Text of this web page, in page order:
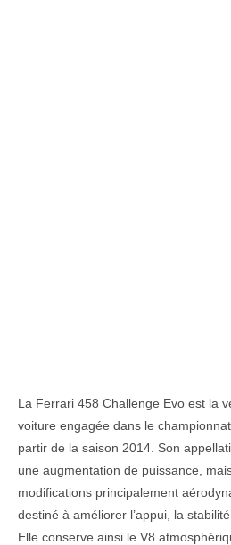
La Ferrari 458 Challenge Evo est la
voiture engagée dans le
partir de la saison 2014. Son
une augmentation de puissance,
modifications principalement
destiné à améliorer l’appui, la
Elle conserve ainsi le V8